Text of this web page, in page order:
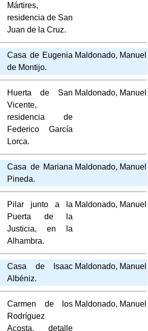
Mártires,
residencia de San
Juan de la Cruz.
Casa de Eugenia
de Montijo.
Maldonado, Manuel
Huerta de San
Vicente,
residencia de
Federico García
Lorca.
Maldonado, Manuel
Casa de Mariana
Pineda.
Maldonado, Manuel
Pilar junto a la
Puerta de la
Justicia, en la
Alhambra.
Maldonado, Manuel
Casa de Isaac
Albéniz.
Maldonado, Manuel
Carmen de los
Rodríguez
Acosta, detalle
Maldonado, Manuel